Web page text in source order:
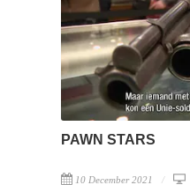
PAWN STARS
10 December 2021